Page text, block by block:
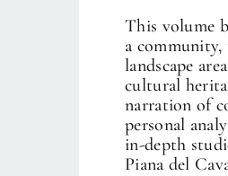
This volume
a community,
landscape
cultural
narration of
personal
in-depth
Piana del